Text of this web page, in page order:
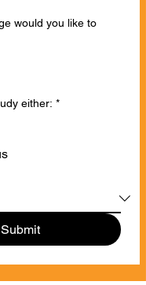
would you like to
either:
Submit